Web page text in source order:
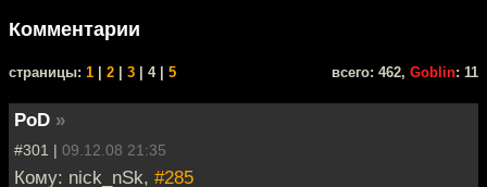
Комментарии
cтраницы: 1 2 3 | 4 | 5 всего: 462, Goblin: 11
PoD »
#301 | 09.12.08 21:35
Кому: nick_nSk, #285